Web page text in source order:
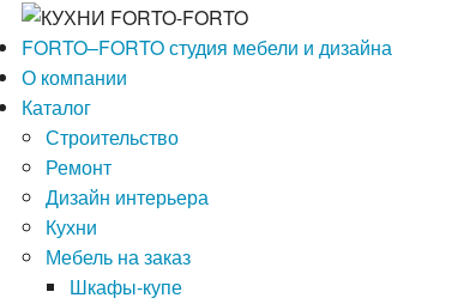
FORTO–FORTOстудия мебели и дизайна
О компании
Каталог
Строительство
Ремонт
Дизайн интерьера
Кухни
Мебель на заказ
Шкафы-купе